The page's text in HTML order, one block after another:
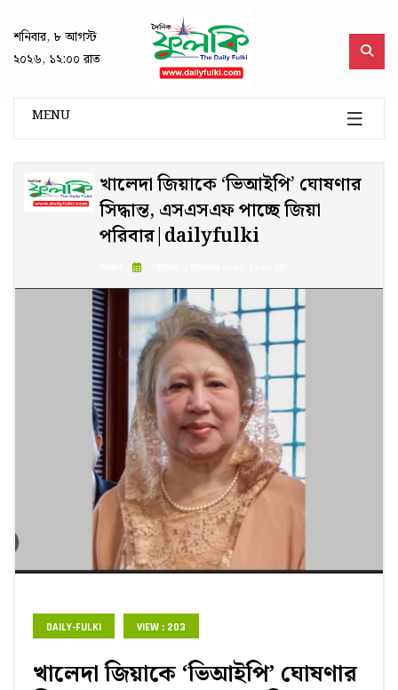
শনিবার, ৮ আগস্ট
২০২৬, ১২:০০ রাত
MENU
খালেদা জিয়াকে ‘ভিআইপি’ ঘোষণার
সিদ্ধান্ত, এসএসএফ পাচ্ছে জিয়া
পরিবার|dailyfulki
DAILY-FULKI VIEW : 203
খালেদা জিয়াকে ‘ভিআইপি’ ঘোষণার